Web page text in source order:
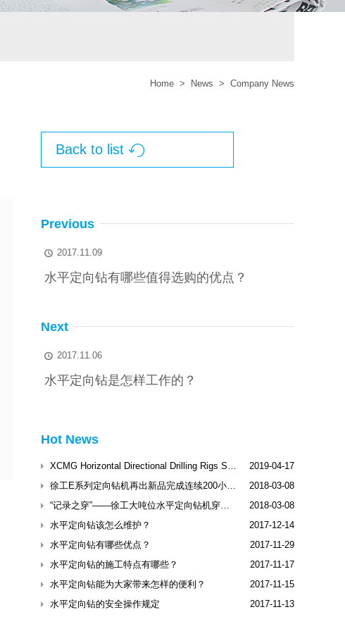
Home > News > Company News
Back to list 
Previous
 2017.11.09
水平定向钻有哪些值得选购的优点？
Next
 2017.11.06
水平定向钻是怎样工作的？
Hot News
XCMG Horizontal Directional Drilling Rigs Shine Dubai International Trenchless Exhibitio
2019-04-17
徐工E系列定向钻机再出新品完成连续200小时工业性试验
2018-03-08
“记录之穿”——徐工大吨位水平定向钻机穿越松花江
2018-03-08
水平定向钻该怎么维护？
2017-12-14
水平定向钻有哪些优点？
2017-11-29
水平定向钻的施工特点有哪些？
2017-11-17
水平定向钻能为大家带来怎样的便利？
2017-11-15
水平定向钻的安全操作规定
2017-11-13